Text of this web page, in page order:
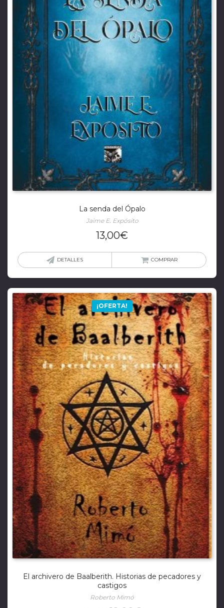
La senda del Ópalo
Jaime E. Expósito
13,00€
DETALLES COMPRAR
¡OFERTA!
El archivero de Baalberith. Historias de pecadores y
castigos
Roberto Mimó